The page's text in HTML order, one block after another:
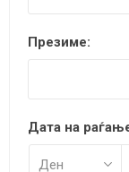
Презиме:
Дата на